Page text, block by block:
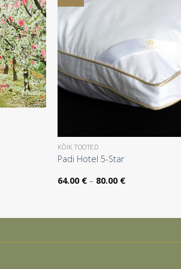
KÕIK TOOTED
Padi Hotel 5-Star
64.00 € – 80.00 €Hinnavahemik: